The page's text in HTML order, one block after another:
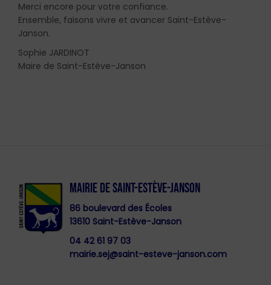
Merci encore pour votre confiance.
Ensemble, faisons vivre et avancer Saint-Estève-
Janson.
Sophie JARDINOT
Maire de Saint-Estève-Janson
MAIRIE DE SAINT-ESTÈVE-JANSON
86 boulevard des Écoles
13610 Saint-Estève-Janson
04 42 61 97 03
mairie.sej@saint-esteve-janson.com